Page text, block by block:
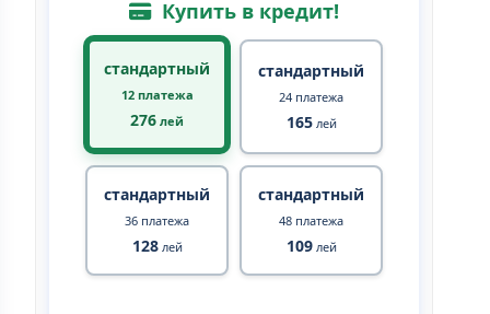
Купить в кредит!
стандартный
12 платежа
276 лей
стандартный
24 платежа
165лей
стандартный
36 платежа
128лей
стандартный
48 платежа
109лей